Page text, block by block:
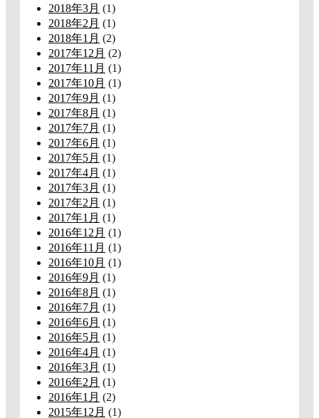
2018年3月 (1)
2018年2月 (1)
2018年1月 (2)
2017年12月 (2)
2017年11月 (1)
2017年10月 (1)
2017年9月 (1)
2017年8月 (1)
2017年7月 (1)
2017年6月 (1)
2017年5月 (1)
2017年4月 (1)
2017年3月 (1)
2017年2月 (1)
2017年1月 (1)
2016年12月 (1)
2016年11月 (1)
2016年10月 (1)
2016年9月 (1)
2016年8月 (1)
2016年7月 (1)
2016年6月 (1)
2016年5月 (1)
2016年4月 (1)
2016年3月 (1)
2016年2月 (1)
2016年1月 (2)
2015年12月 (1)